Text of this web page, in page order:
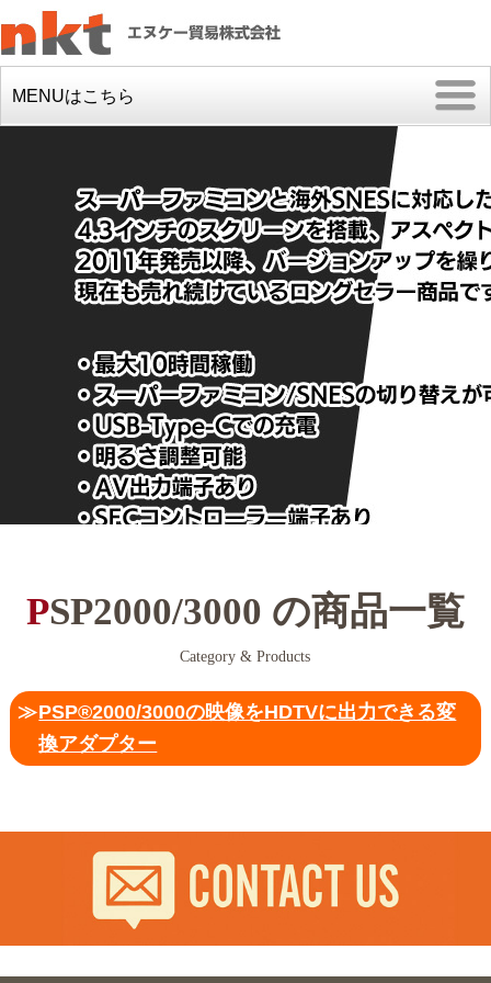
MENUはこちら
PSP2000/3000 の商品一覧
Category & Products
PSP®2000/3000の映像をHDTVに出力できる変
換アダプター